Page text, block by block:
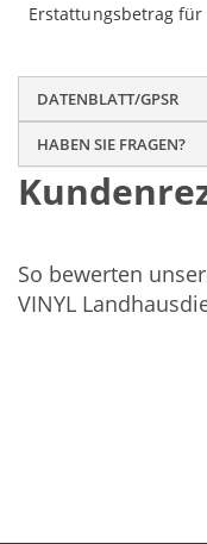
Erstattungsbetrag
DATENBLATT/GPSR
HABEN SIE FRAGEN?
So bewerten
VINYL